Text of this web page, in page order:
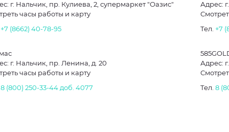
г. Нальчик, пр. Кулиева, 2, супермаркет "Оазис"
часы работы и карту
+7 (8662) 40-78-95
Адрес:
Тел. +7
г. Нальчик, пр. Ленина, д. 20
часы работы и карту
8 (800) 250-33-44 доб. 4077
Адрес:
Тел.8